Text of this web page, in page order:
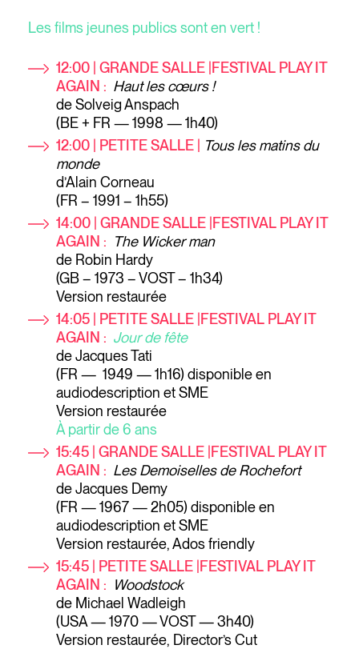
Les films jeunes publics sont en vert !
12:00 | GRANDE SALLE |FESTIVAL PLAY IT
AGAIN : Haut les cœurs !
de Solveig Anspach
(BE + FR — 1998 — 1h40)
12:00 | PETITE SALLE |
Tous les matins du
monde
d’Alain Corneau
(FR – 1991 – 1h55)
14:00 | GRANDE SALLE |FESTIVAL PLAY IT
AGAIN : The Wicker man
de Robin Hardy
(GB – 1973 – VOST – 1h34)
Version restaurée
14:05 | PETITE SALLE |FESTIVAL PLAY IT
AGAIN : Jour de fête
de Jacques Tati
(FR — 1949 — 1h16) disponible en
audiodescription et SME
Version restaurée
À partir de 6 ans
15:45 | GRANDE SALLE |FESTIVAL PLAY IT
AGAIN : Les Demoiselles de Rochefort
de Jacques Demy
(FR — 1967 — 2h05) disponible en
audiodescription et SME
Version restaurée, Ados friendly
15:45 | PETITE SALLE |FESTIVAL PLAY IT
AGAIN : Woodstock
de Michael Wadleigh
(USA — 1970 — VOST — 3h40)
Version restaurée, Director’s Cut